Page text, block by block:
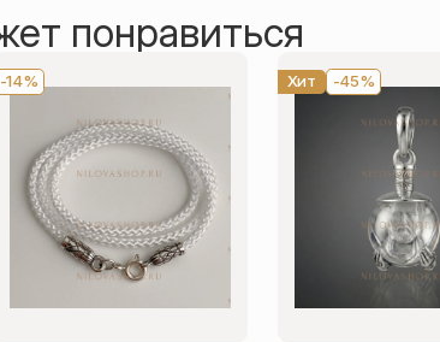
понравиться
-14% Хит -45%